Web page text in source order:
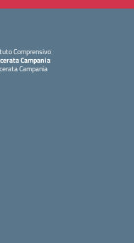
Comprensivo
Campania
Campania
la pagina iniziale della scuola